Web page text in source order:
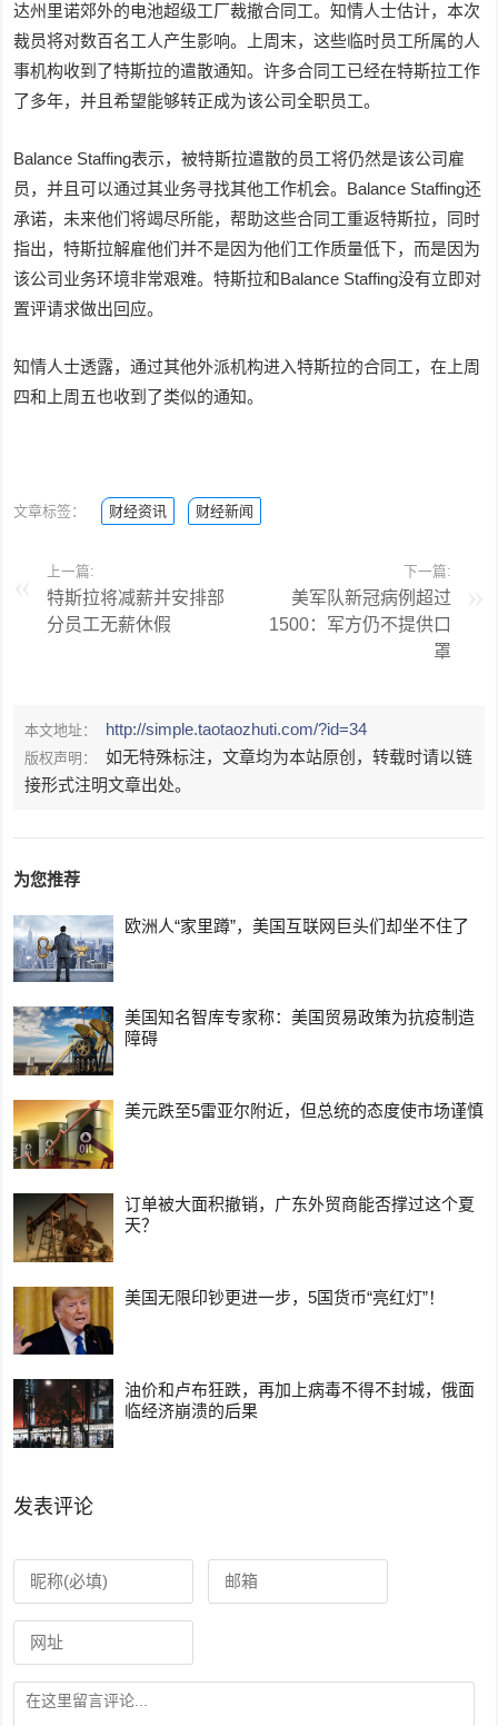
达州里诺郊外的电池超级工厂裁撤合同工。知情人士估计，本次
裁员将对数百名工人产生影响。上周末，这些临时员工所属的人
事机构收到了特斯拉的遣散通知。许多合同工已经在特斯拉工作
了多年，并且希望能够转正成为该公司全职员工。
Balance Staffing表示，被特斯拉遣散的员工将仍然是该公司雇
员，并且可以通过其业务寻找其他工作机会。Balance Staffing还
承诺，未来他们将竭尽所能，帮助这些合同工重返特斯拉，同时
指出，特斯拉解雇他们并不是因为他们工作质量低下，而是因为
该公司业务环境非常艰难。特斯拉和Balance Staffing没有立即对
置评请求做出回应。
知情人士透露，通过其他外派机构进入特斯拉的合同工，在上周
四和上周五也收到了类似的通知。
文章标签： 财经资讯 财经新闻
上一篇:
特斯拉将减薪并安排部
分员工无薪休假
下一篇:
美军队新冠病例超过
1500：军方仍不提供口
罩
本文地址： http://simple.taotaozhuti.com/?id=34
版权声明：
如无特殊标注，文章均为本站原创，转载时请以链
接形式注明文章出处。
为您推荐
欧洲人“家里蹲”，美国互联网巨头们却坐不住了
美国知名智库专家称：美国贸易政策为抗疫制造
障碍
美元跌至5雷亚尔附近，但总统的态度使市场谨慎
订单被大面积撤销，广东外贸商能否撑过这个夏
天？
美国无限印钞更进一步，5国货币“亮红灯”！
油价和卢布狂跌，再加上病毒不得不封城，俄面
临经济崩溃的后果
发表评论